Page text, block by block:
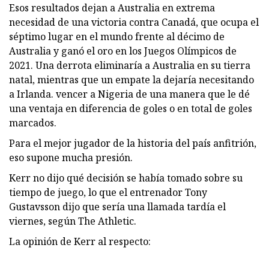
Esos resultados dejan a Australia en extrema
necesidad de una victoria contra Canadá, que ocupa el
séptimo lugar en el mundo frente al décimo de
Australia y ganó el oro en los Juegos Olímpicos de
2021. Una derrota eliminaría a Australia en su tierra
natal, mientras que un empate la dejaría necesitando
a Irlanda. vencer a Nigeria de una manera que le dé
una ventaja en diferencia de goles o en total de goles
marcados.
Para el mejor jugador de la historia del país anfitrión,
eso supone mucha presión.
Kerr no dijo qué decisión se había tomado sobre su
tiempo de juego, lo que el entrenador Tony
Gustavsson dijo que sería una llamada tardía el
viernes, según The Athletic.
La opinión de Kerr al respecto: